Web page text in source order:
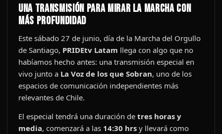
Una transmisión para mirar la marcha con
más profundidad
Este sábado 27 de junio, día de la Marcha del Orgullo
de Santiago, PRIDEtv Latam llega con algo que no
habíamos hecho antes: una transmisión especial en
vivo junto a La Voz de los que Sobran, uno de los
espacios de comunicación independientes más
relevantes de Chile.
El especial tendrá una duración de tres horas y
media, comenzará a las 14:30 hrs y llevará como